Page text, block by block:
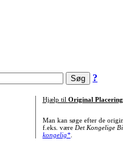
?
Hjælp til Original Placering
Man kan søge efter de
f.eks. være Det Kongelige
kongelig*.